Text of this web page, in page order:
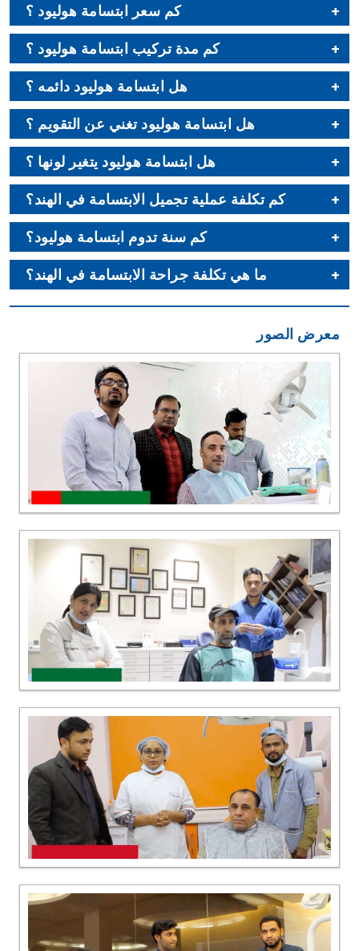
كم سعر ابتسامة هوليود ؟
كم مدة تركيب ابتسامة هوليود ؟
هل ابتسامة هوليود دائمه ؟
هل ابتسامة هوليود تغني عن التقويم ؟
هل ابتسامة هوليود يتغير لونها ؟
كم تكلفة عملية تجميل الابتسامة في الهند؟
كم سنة تدوم ابتسامة هوليود؟
ما هي تكلفة جراحة الابتسامة في الهند؟
معرض الصور